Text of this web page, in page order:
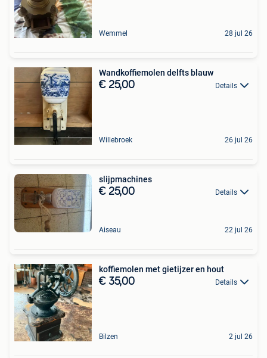
Wemmel 28 jul 26
Wandkoffiemolen delfts blauw
€ 25,00 Details
Willebroek 26 jul 26
slijpmachines
€ 25,00 Details
Aiseau 22 jul 26
koffiemolen met gietijzer en hout
€ 35,00 Details
Bilzen 2 jul 26